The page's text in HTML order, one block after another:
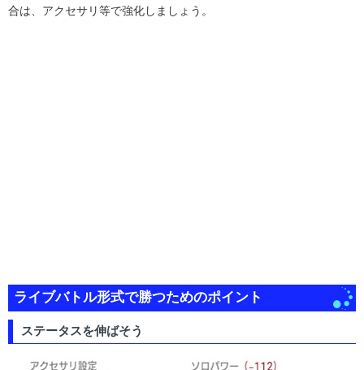
合は、アクセサリ等で強化しましょう。
ライブバトル形式で勝つためのポイント
ステータスを伸ばそう